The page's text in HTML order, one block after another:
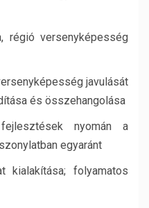
régió versenyképesség
javulását
és összehangolása
nyomán a
egyaránt
kialakítása; folyamatos